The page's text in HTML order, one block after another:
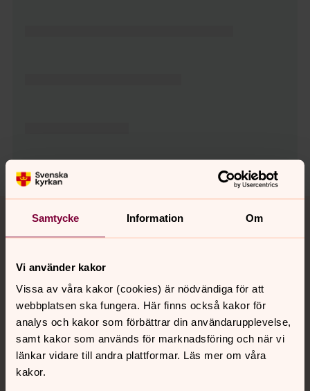
Samtycke Information Om
Vi använder kakor
Vissa av våra kakor (cookies) är nödvändiga för att
webbplatsen ska fungera. Här finns också kakor för
analys och kakor som förbättrar din användarupplevelse,
samt kakor som används för marknadsföring och när vi
länkar vidare till andra plattformar. Läs mer om våra
kakor.
Tillbaka till toppen
Tillbaka till innehållet
Kontakt
Kalender
Hitta snabbt